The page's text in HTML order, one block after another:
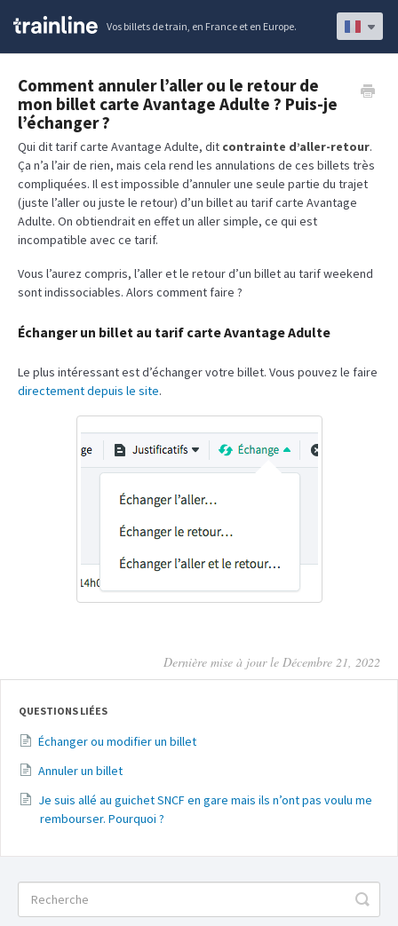
Vos billets de train, en France et en Europe.
Comment annuler l’aller ou le retour de
mon billet carte Avantage Adulte ? Puis-je
l’échanger ?
Qui dit tarif carte Avantage Adulte, dit contrainte d’aller-retour.
Ça n’a l’air de rien, mais cela rend les annulations de ces billets très
compliquées. Il est impossible d’annuler une seule partie du trajet
(juste l’aller ou juste le retour) d’un billet au tarif carte Avantage
Adulte. On obtiendrait en effet un aller simple, ce qui est
incompatible avec ce tarif.
Vous l’aurez compris, l’aller et le retour d’un billet au tarif weekend
sont indissociables. Alors comment faire ?
Échanger un billet au tarif carte Avantage Adulte
Le plus intéressant est d’échanger votre billet. Vous pouvez le faire
directement depuis le site.
Dernière mise à jour le Décembre 21, 2022
QUESTIONS LIÉES
Échanger ou modifier un billet
Annuler un billet
Je suis allé au guichet SNCF en gare mais ils n’ont pas voulu me
rembourser. Pourquoi ?